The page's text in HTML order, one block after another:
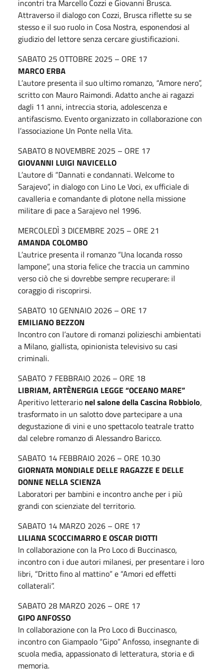
incontri tra Marcello Cozzi e Giovanni Brusca.
Attraverso il dialogo con Cozzi, Brusca riflette su se
stesso e il suo ruolo in Cosa Nostra, esponendosi al
giudizio del lettore senza cercare giustificazioni.
SABATO 25 OTTOBRE 2025 – ORE 17
MARCO ERBA
L’autore presenta il suo ultimo romanzo, “Amore nero”,
scritto con Mauro Raimondi. Adatto anche ai ragazzi
dagli 11 anni, intreccia storia, adolescenza e
antifascismo. Evento organizzato in collaborazione con
l’associazione Un Ponte nella Vita.
SABATO 8 NOVEMBRE 2025 – ORE 17
GIOVANNI LUIGI NAVICELLO
L’autore di “Dannati e condannati. Welcome to
Sarajevo”, in dialogo con Lino Le Voci, ex ufficiale di
cavalleria e comandante di plotone nella missione
militare di pace a Sarajevo nel 1996.
MERCOLEDÌ 3 DICEMBRE 2025 – ORE 21
AMANDA COLOMBO
L’autrice presenta il romanzo “Una locanda rosso
lampone”, una storia felice che traccia un cammino
verso ciò che si dovrebbe sempre recuperare: il
coraggio di riscoprirsi.
SABATO 10 GENNAIO 2026 – ORE 17
EMILIANO BEZZON
Incontro con l’autore di romanzi polizieschi ambientati
a Milano, giallista, opinionista televisivo su casi
criminali.
SABATO 7 FEBBRAIO 2026 – ORE 18
LIBRIAM, ARTÈNERGIA LEGGE “OCEANO MARE”
Aperitivo letterario nel salone della Cascina Robbiolo,
trasformato in un salotto dove partecipare a una
degustazione di vini e uno spettacolo teatrale tratto
dal celebre romanzo di Alessandro Baricco.
SABATO 14 FEBBRAIO 2026 – ORE 10.30
GIORNATA MONDIALE DELLE RAGAZZE E DELLE
DONNE NELLA SCIENZA
Laboratori per bambini e incontro anche per i più
grandi con scienziate del territorio.
SABATO 14 MARZO 2026 – ORE 17
LILIANA SCOCCIMARRO E OSCAR DIOTTI
In collaborazione con la Pro Loco di Buccinasco,
incontro con i due autori milanesi, per presentare i loro
libri, “Dritto fino al mattino” e “Amori ed effetti
collaterali”.
SABATO 28 MARZO 2026 – ORE 17
GIPO ANFOSSO
In collaborazione con la Pro Loco di Buccinasco,
incontro con Giampaolo “Gipo” Anfosso, insegnante di
scuola media, appassionato di letteratura, storia e di
memoria.